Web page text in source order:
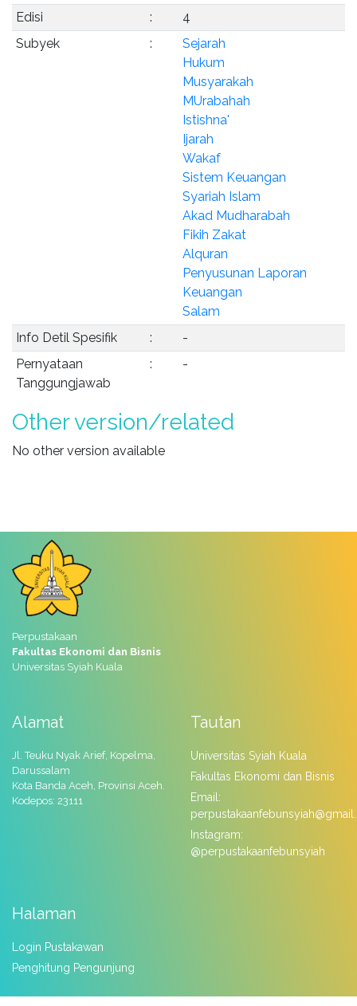
Edisi
:
4
Subyek
:
Sejarah
Hukum
Musyarakah
MUrabahah
Istishna'
Ijarah
Wakaf
Sistem Keuangan
Syariah Islam
Akad Mudharabah
Fikih Zakat
Alquran
Penyusunan Laporan
Keuangan
Salam
Info Detil Spesifik
:
-
Pernyataan
Tanggungjawab
: -
Other version/related
No other version available
Perpustakaan
Fakultas Ekonomi dan Bisnis
Universitas Syiah Kuala
Alamat
Jl. Teuku Nyak Arief, Kopelma,
Darussalam
Kota Banda Aceh, Provinsi Aceh.
Kodepos: 23111
Tautan
Universitas Syiah Kuala
Fakultas Ekonomi dan Bisnis
Email:
Instagram:
@perpustakaanfebunsyiah
Halaman
Login Pustakawan
Penghitung Pengunjung